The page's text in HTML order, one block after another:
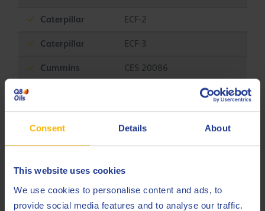
Consent Details About
This website uses cookies
We use cookies to personalise content and ads, to
provide social media features and to analyse our traffic.
Caterpillar ECF-2
Caterpillar ECF-3
Cummins CES 20086
MB 226.9